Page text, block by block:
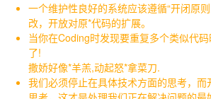
一个维护性良好的系统应该遵循“开闭原
改，开放对原*代码的扩展。
当你在Coding时发现要重复多个类似代
了!
撒娇好像*羊羔,动起怒*拿菜刀.
我们必须停止在具体技术方面的思考，